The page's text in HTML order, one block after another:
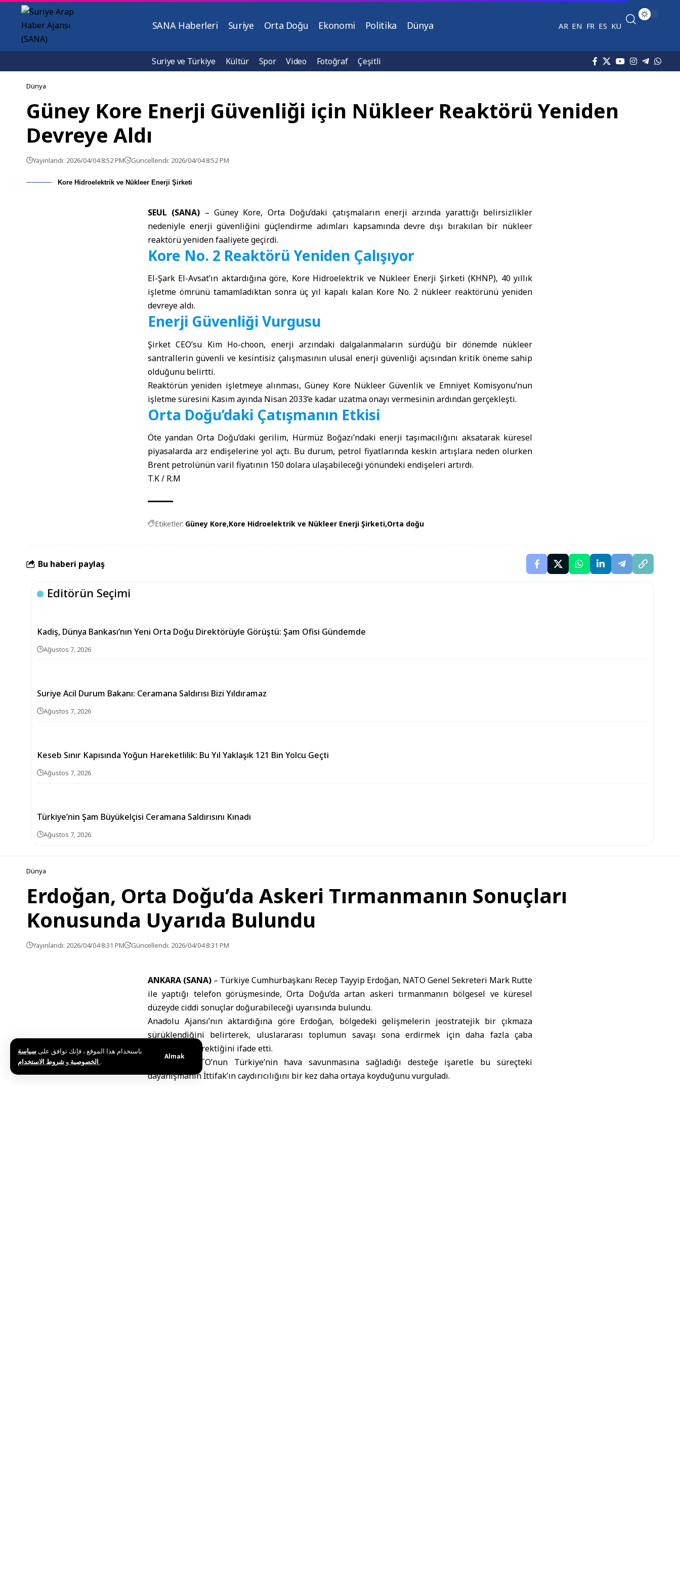
باستخدام هذا الموقع ، فإنك توافق علىسياسة
الخصوصية و .
Almak
SANA Haberleri Suriye Orta Doğu Ekonomi Politika Dünya AR EN FR ES KU
Suriye ve Türkiye Kültür Spor Video Fotoğraf Çeşitli
Dünya
Güney Kore Enerji Güvenliği için Nükleer Reaktörü Yeniden
Devreye Aldı
Yayınlandı: 2026/04/04 8:52 PM Güncellendi: 2026/04/04 8:52 PM
Kore Hidroelektrik ve Nükleer Enerji Şirketi
SEUL (SANA) – Güney Kore, Orta Doğu’daki çatışmaların enerji arzında yarattığı belirsizlikler
nedeniyle enerji güvenliğini güçlendirme adımları kapsamında devre dışı bırakılan bir nükleer
reaktörü yeniden faaliyete geçirdi.
Kore No. 2 Reaktörü Yeniden Çalışıyor
El-Şark El-Avsat’ın aktardığına göre, Kore Hidroelektrik ve Nükleer Enerji Şirketi (KHNP), 40 yıllık
işletme ömrünü tamamladıktan sonra üç yıl kapalı kalan Kore No. 2 nükleer reaktörünü yeniden
devreye aldı.
Enerji Güvenliği Vurgusu
Şirket CEO’su Kim Ho-choon, enerji arzındaki dalgalanmaların sürdüğü bir dönemde nükleer
santrallerin güvenli ve kesintisiz çalışmasının ulusal enerji güvenliği açısından kritik öneme sahip
olduğunu belirtti.
Reaktörün yeniden işletmeye alınması, Güney Kore Nükleer Güvenlik ve Emniyet Komisyonu’nun
işletme süresini Kasım ayında Nisan 2033’e kadar uzatma onayı vermesinin ardından gerçekleşti.
Orta Doğu’daki Çatışmanın Etkisi
Öte yandan Orta Doğu’daki gerilim, Hürmüz Boğazı’ndaki enerji taşımacılığını aksatarak küresel
piyasalarda arz endişelerine yol açtı. Bu durum, petrol fiyatlarında keskin artışlara neden olurken
Brent petrolünün varil fiyatının 150 dolara ulaşabileceği yönündeki endişeleri artırdı.
T.K / R.M
Etiketler: Güney Kore Kore Hidroelektrik ve Nükleer Enerji Şirketi Orta doğu
Bu haberi paylaş
Editörün Seçimi
Kadiş, Dünya Bankası’nın Yeni Orta Doğu Direktörüyle Görüştü: Şam Ofisi Gündemde
Ağustos 7, 2026
Suriye Acil Durum Bakanı: Ceramana Saldırısı Bizi Yıldıramaz
Ağustos 7, 2026
Keseb Sınır Kapısında Yoğun Hareketlilik: Bu Yıl Yaklaşık 121 Bin Yolcu Geçti
Ağustos 7, 2026
Türkiye’nin Şam Büyükelçisi Ceramana Saldırısını Kınadı
Ağustos 7, 2026
Dünya
Erdoğan, Orta Doğu’da Askeri Tırmanmanın Sonuçları
Konusunda Uyarıda Bulundu
Yayınlandı: 2026/04/04 8:31 PM Güncellendi: 2026/04/04 8:31 PM
ANKARA (SANA) – Türkiye Cumhurbaşkanı Recep Tayyip Erdoğan, NATO Genel Sekreteri Mark Rutte
ile yaptığı telefon görüşmesinde, Orta Doğu’da artan askeri tırmanmanın bölgesel ve küresel
düzeyde ciddi sonuçlar doğurabileceği uyarısında bulundu.
Anadolu Ajansı’nın aktardığına göre Erdoğan, bölgedeki gelişmelerin jeostratejik bir çıkmaza
sürüklendiğini belirterek, uluslararası toplumun savaşı sona erdirmek için daha fazla çaba
göstermesi gerektiğini ifade etti.
Erdoğan, NATO’nun Türkiye’nin hava savunmasına sağladığı desteğe işaretle bu süreçteki
dayanışmanın İttifak’ın caydırıcılığını bir kez daha ortaya koyduğunu vurguladı.